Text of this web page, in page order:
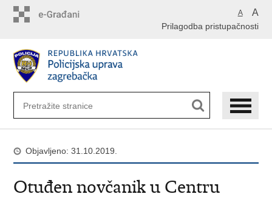
A A
Prilagodba pristupačnosti
Objavljeno: 31.10.2019.
Otuđen novčanik u Centru